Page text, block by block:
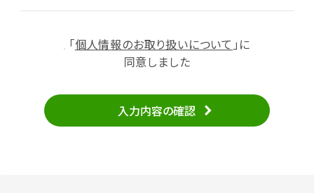
・メールマガジン、お知らせ、広告等の配信
（2）ユーザーからのお問い合わせへの対応
せの内容確認、返答
・当サービスの品質改善
「個人情報のお取り扱いについて 」に
同意しました
入力内容の確認